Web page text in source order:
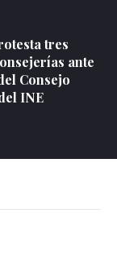
tres
ante
Consejo
INE